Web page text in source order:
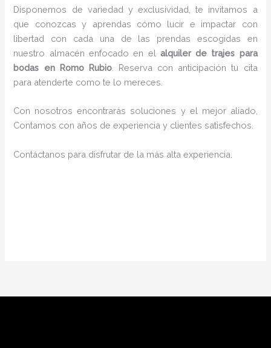
Disponemos de variedad y exclusividad, te invitamos a
que conozcas y aprendas cómo lucir e impactar con
libertad con cada una de las prendas escogidas en
nuestro almacén enfocado en el alquiler de trajes para
bodas en Romo Rubio. Reserva con anticipación tu cita
para atenderte como te lo mereces.
Con nosotros encontrarás soluciones y el mejor aliado,
Contamos con años de experiencia y clientes satisfechos.
Contáctanos para disfrutar de la más alta experiencia.